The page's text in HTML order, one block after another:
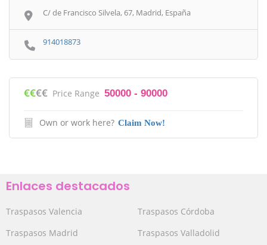
C/ de Francisco Silvela, 67, Madrid, España
914018873
€€€€ Price Range 50000 - 90000
Own or work here? Claim Now!
Enlaces destacados
Traspasos Valencia
Traspasos Madrid
Traspasos Córdoba
Traspasos Valladolid